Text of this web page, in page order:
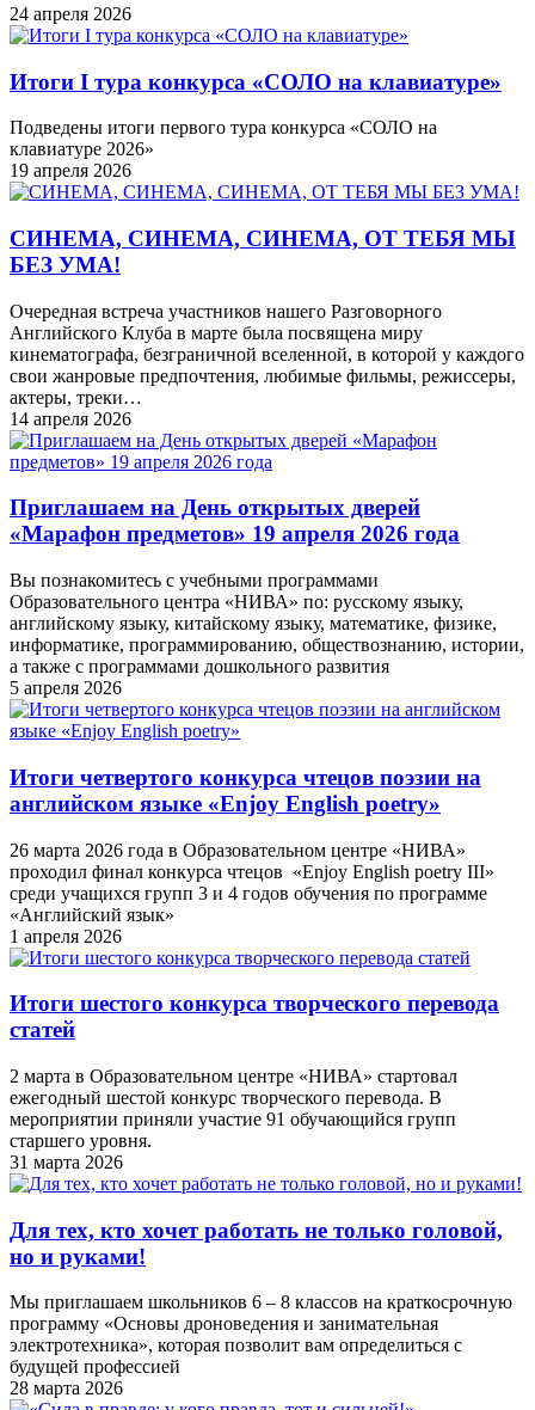
24 апреля 2026
Итоги I тура конкурса «СОЛО на клавиатуре»
Подведены итоги первого тура конкурса «СОЛО на
клавиатуре 2026»
19 апреля 2026
СИНЕМА, СИНЕМА, СИНЕМА, ОТ ТЕБЯ МЫ
БЕЗ УМА!
Очередная встреча участников нашего Разговорного
Английского Клуба в марте была посвящена миру
кинематографа, безграничной вселенной, в которой у каждого
свои жанровые предпочтения, любимые фильмы, режиссеры,
актеры, треки…
14 апреля 2026
Приглашаем на День открытых дверей
«Марафон предметов» 19 апреля 2026 года
Вы познакомитесь с учебными программами
Образовательного центра «НИВА» по: русскому языку,
английскому языку, китайскому языку, математике, физике,
информатике, программированию, обществознанию, истории,
а также с программами дошкольного развития
5 апреля 2026
Итоги четвертого конкурса чтецов поэзии на
английском языке «Enjoy English poetry»
26 марта 2026 года в Образовательном центре «НИВА»
проходил финал конкурса чтецов «Enjoy English poetry III»
среди учащихся групп 3 и 4 годов обучения по программе
«Английский язык»
1 апреля 2026
Итоги шестого конкурса творческого перевода
статей
2 марта в Образовательном центре «НИВА» стартовал
ежегодный шестой конкурс творческого перевода. В
мероприятии приняли участие 91 обучающийся групп
старшего уровня.
31 марта 2026
Для тех, кто хочет работать не только головой,
но и руками!
Мы приглашаем школьников 6 – 8 классов на краткосрочную
программу «Основы дроноведения и занимательная
электротехника», которая позволит вам определиться с
будущей профессией
28 марта 2026